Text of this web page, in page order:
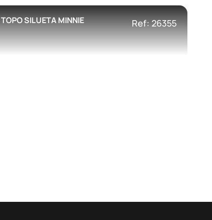
TOPO SILUETA MINNIE Ref: 26355